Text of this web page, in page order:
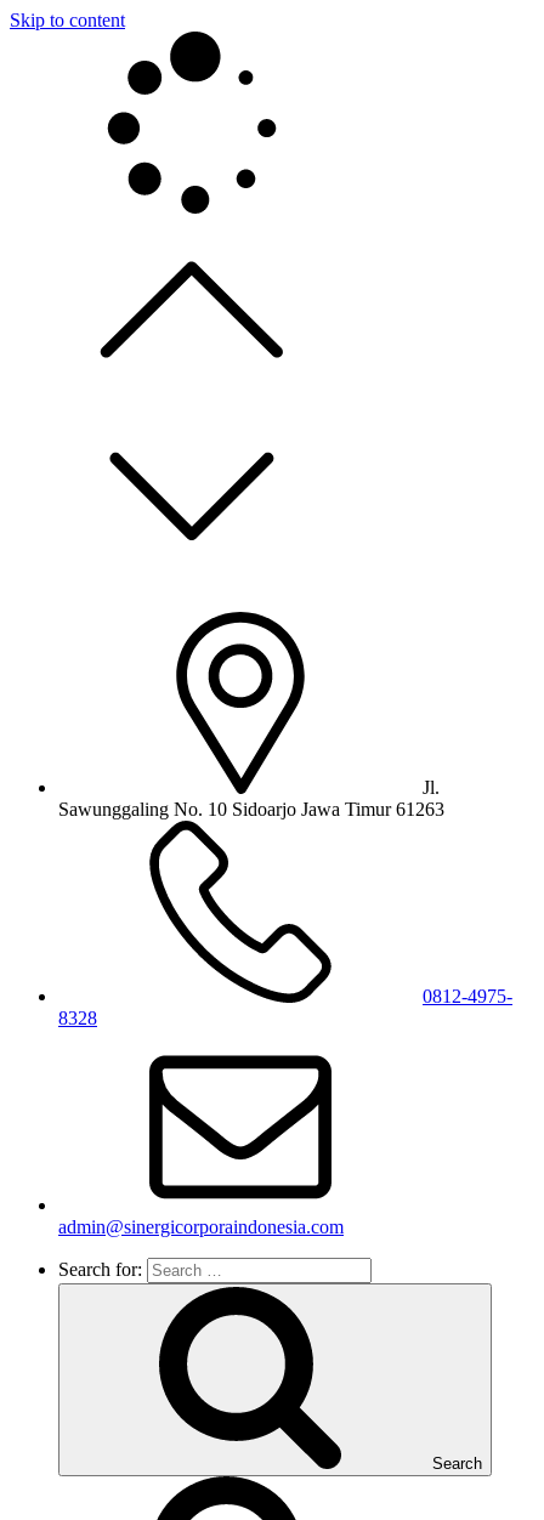
Skip to content
Jl.
Sawunggaling No. 10 Sidoarjo Jawa Timur 61263
0812-4975-
8328
admin@sinergicorporaindonesia.com
Search for:
Search